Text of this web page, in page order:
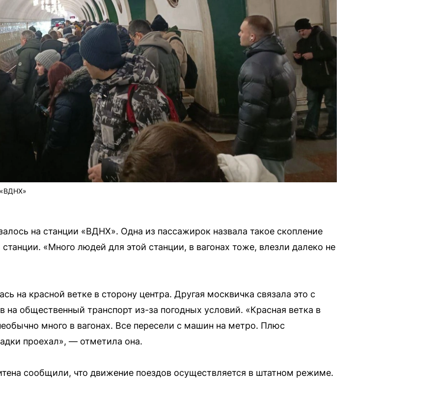
на станции «ВДНХ». Одна из пассажирок назвала такое скопление
«Много людей для этой станции, в вагонах тоже, влезли далеко не
на красной ветке в сторону центра. Другая москвичка связала это с
на общественный транспорт из-за погодных условий. «Красная ветка в
много в вагонах. Все пересели с машин на метро. Плюс
проехал», — отметила она.
сообщили, что движение поездов осуществляется в штатном режиме.